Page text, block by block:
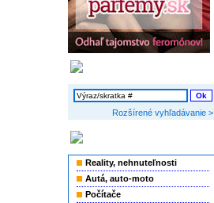
Rozšírené vyhľadávanie >
Reality, nehnuteľnosti
Autá, auto-moto
Počítače